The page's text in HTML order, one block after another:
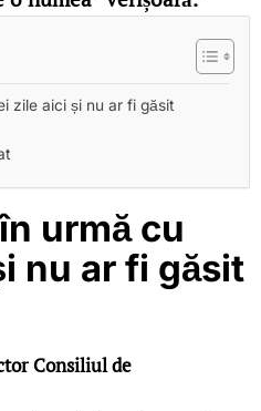
zile aici și nu ar fi găsit
urmă cu
nu ar fi găsit
Consiliul de